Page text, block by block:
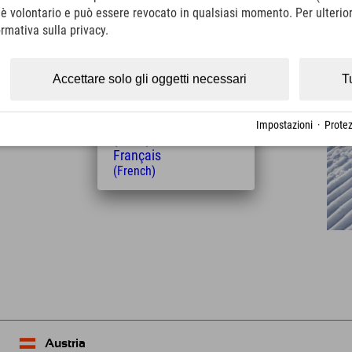
10 16
Austria
volontario e può essere revocato in qualsiasi momento. Per
sulla privacy.
Accettare solo gli oggetti necessari
Impostazioni ·
(Italian)
(Polish)
(Hungarian)
Français
(French)